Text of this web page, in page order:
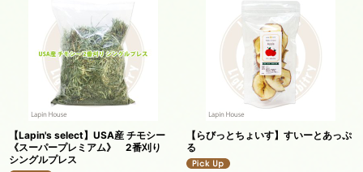
【Lapin's select】USA産 チモシー
《スーパープレミアム》 2番刈り
シングルプレス
【らびっとちょいす】すいーとあっぷ
る